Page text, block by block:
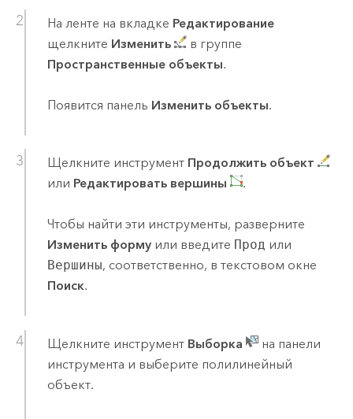
На ленте на вкладке Редактирование
щелкните Изменить
в группе
Пространственные объекты.
Появится панель Изменить объекты.
Щелкните инструмент Продолжить объект
или Редактировать вершины .
Чтобы найти эти инструменты, разверните
Изменить формуили введите Прод или
Вершины, соответственно, в текстовом окне
Поиск.
Щелкните инструмент Выборка
на панели
инструмента и выберите полилинейный
объект.